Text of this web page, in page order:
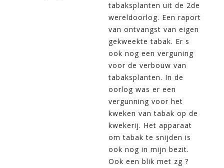
tabaksplanten uit de 2de
wereldoorlog. Een raport
van ontvangst van eigen
gekweekte tabak. Er s
ook nog een verguning
voor de verbouw van
tabaksplanten. In de
oorlog was er een
vergunning voor het
kweken van tabak op de
kwekerij. Het apparaat
om tabak te snijden is
ook nog in mijn bezit.
Ook een blik met zg ?